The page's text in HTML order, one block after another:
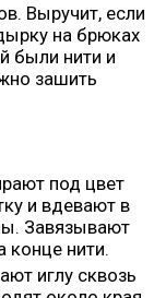
Выручит, если
на брюках
были нити и
зашить
под цвет
и вдевают в
Завязывают
конце нити.
иглу сквозь